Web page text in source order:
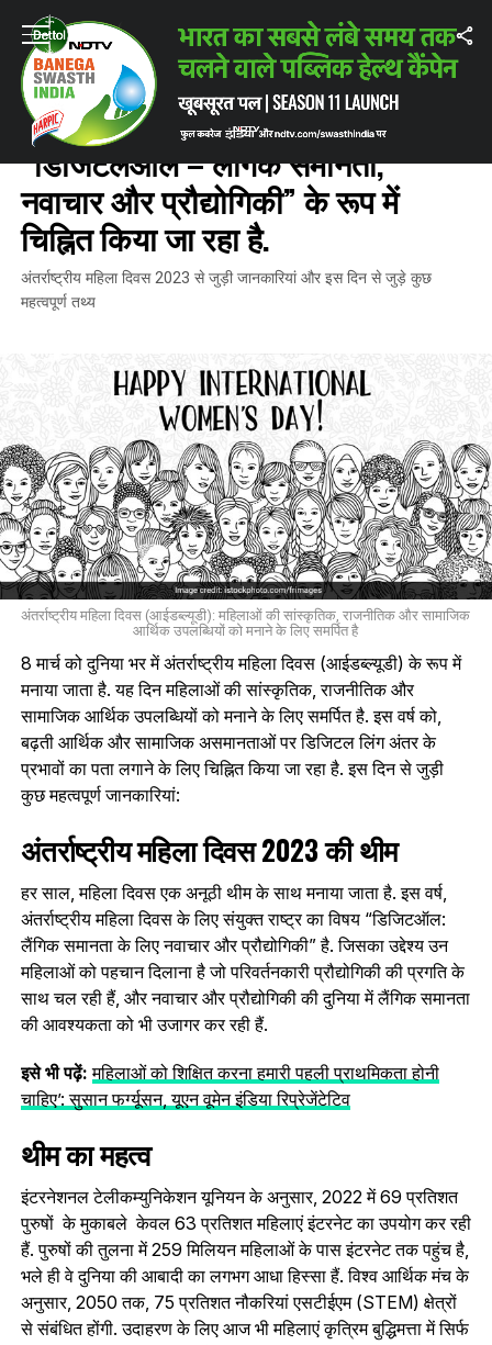
Home / महिला दिवस अंतर्राष्ट्रीय महिला दिवस: इस वर्ष को “डिजिटलऑल – लैंगिक
महिला दिवस
अंतर्राष्ट्रीय महिला दिवस: इस वर्ष को
“डिजिटलऑल – लैंगिक समानता,
नवाचार और प्रौद्योगिकी” के रूप में
चिह्नित किया जा रहा है.
अंतर्राष्ट्रीय महिला दिवस 2023 से जुड़ी जानकारियां और इस दिन से जुड़े कुछ
महत्वपूर्ण तथ्य
अंतर्राष्ट्रीय महिला दिवस (आईडब्ल्यूडी): महिलाओं की सांस्कृतिक, राजनीतिक और सामाजिक
आर्थिक उपलब्धियों को मनाने के लिए समर्पित है
8 मार्च को दुनिया भर में अंतर्राष्ट्रीय महिला दिवस (आईडब्ल्यूडी) के रूप में
मनाया जाता है. यह दिन महिलाओं की सांस्कृतिक, राजनीतिक और
सामाजिक आर्थिक उपलब्धियों को मनाने के लिए समर्पित है. इस वर्ष को,
बढ़ती आर्थिक और सामाजिक असमानताओं पर डिजिटल लिंग अंतर के
प्रभावों का पता लगाने के लिए चिह्नित किया जा रहा है. इस दिन से जुड़ी
कुछ महत्वपूर्ण जानकारियां:
अंतर्राष्ट्रीय महिला दिवस 2023 की थीम
हर साल, महिला दिवस एक अनूठी थीम के साथ मनाया जाता है. इस वर्ष,
अंतर्राष्ट्रीय महिला दिवस के लिए संयुक्त राष्ट्र का विषय “डिजिटऑल:
लैंगिक समानता के लिए नवाचार और प्रौद्योगिकी” है. जिसका उद्देश्य उन
महिलाओं को पहचान दिलाना है जो परिवर्तनकारी प्रौद्योगिकी की प्रगति के
साथ चल रही हैं, और नवाचार और प्रौद्योगिकी की दुनिया में लैंगिक समानता
की आवश्यकता को भी उजागर कर रही हैं.
इसे भी पढ़ें:महिलाओं को शिक्षित करना हमारी पहली प्राथमिकता होनी
चाहिए’: सुसान फर्ग्यूसन, यूएन वूमेन इंडिया रिप्रेजेंटेटिव
थीम का महत्व
इंटरनेशनल टेलीकम्युनिकेशन यूनियन के अनुसार, 2022 में 69 प्रतिशत
पुरुषों के मुकाबले केवल 63 प्रतिशत महिलाएं इंटरनेट का उपयोग कर रही
हैं. पुरुषों की तुलना में 259 मिलियन महिलाओं के पास इंटरनेट तक पहुंच है,
भले ही वे दुनिया की आबादी का लगभग आधा हिस्सा हैं. विश्व आर्थिक मंच के
अनुसार, 2050 तक, 75 प्रतिशत नौकरियां एसटीईएम (STEM) क्षेत्रों
से संबंधित होंगी. उदाहरण के लिए आज भी महिलाएं कृत्रिम बुद्धिमत्ता में सिर्फ